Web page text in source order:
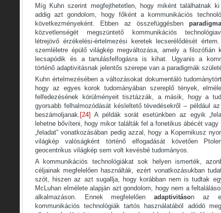
Míg Kuhn szerint megfejthetetlen, hogy miként találhatnak
addig azt gondolom, hogy főként a kommunikációs
következményeként. Ebben az összefüggésben
közvetlenségét megszüntető kommunikációs
létrejövő érzékelési-értelmezési keretek lecserélődését
szemléletre épülő világkép megváltozása, amely a filozófián
lecsapódik és a tanulásfelfogásra is kihat. Ugyanis a
történő adaptivitásnak jelentős szerepe van a paradigmák
Kuhn értelmezésében a változásokat dokumentáló
hogy az egyes korok tudományában szereplő tények,
felfedezésének körülményeit tisztázzák, a másik, hogy a
gyorsabb felhalmozódását késleltető tévedésekről – például
beszámoljanak. [24] A példák sorát esetünkben az egyik
lehetne bővíteni, hogy mikor találták fel a fonetikus ábécét
„feladat” vonatkozásában pedig azzal, hogy a Kopernikusz
világkép valóságként történő elfogadását követően
geocentrikus világkép sem volt kevésbé tudományos.
A kommunikációs technológiákat sok helyen ismerték,
céljainak megfelelően használták, ezért vonatkozásukban
szót, hiszen az azt sugallja, hogy korábban nem is tudtak
McLuhan elmélete alapján azt gondolom, hogy nem a
alkalmazáson. Ennek megfelelőenadaptivitáson az
kommunikációs technológiák tartós használatából adódó